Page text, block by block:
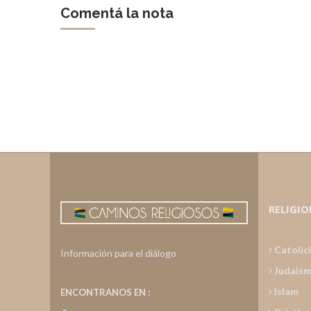
Comentá la nota
Información para el diálogo
ENCONTRANOS EN :
Islam